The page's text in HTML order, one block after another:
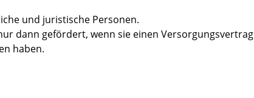
und juristische Personen.
dann gefördert, wenn sie einen Versorgungsvertrag
haben.